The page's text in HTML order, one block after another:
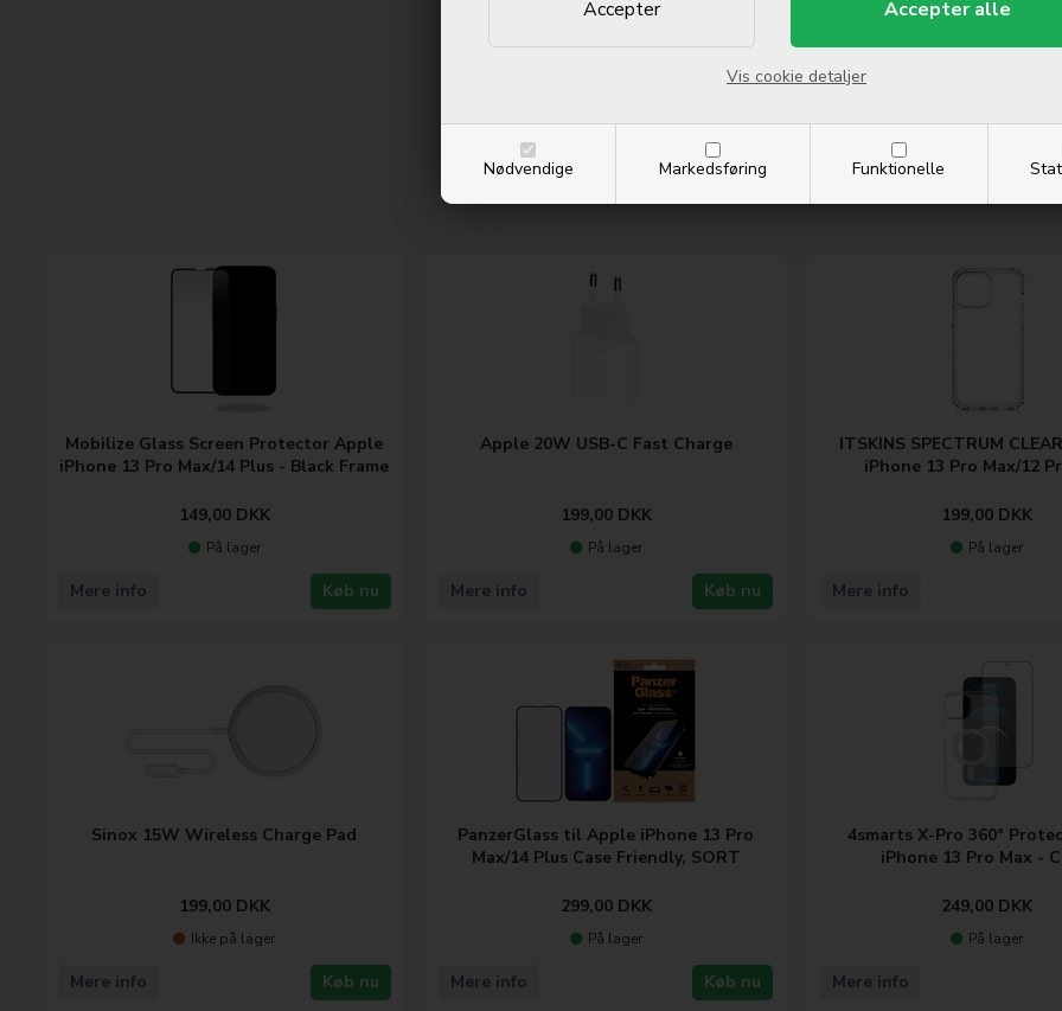
Nødvendige Markedsføring Funktionelle
Vis cookie detaljer
Relaterede produkter
Mobilize Glass Screen Protector Apple
iPhone 13 Pro Max/14 Plus - Black Frame
149,00 DKK
På lager
Køb nu
Mere info
Apple 20W USB-C Fast Charge
199,00 DKK
På lager
Køb nu
Mere info
ITSKINS SPECTRUM
iPhone 13 Pro Max/12
199,00 DKK
På lager
Mere info
Sinox 15W Wireless Charge Pad
199,00 DKK
Ikke på lager
Køb nu
Mere info
PanzerGlass til Apple iPhone 13 Pro
Max/14 Plus Case Friendly, SORT
299,00 DKK
På lager
Køb nu
Mere info
4smarts X-Pro 360°
iPhone 13 Pro Max -
249,00 DKK
På lager
Mere info